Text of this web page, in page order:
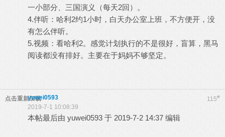
一小部分、三国演义（每天2回）。
4.伴听：哈利2约1小时，白天办公室上班，不方便开，没
有怎么伴听。
5.视频：看哈利2。感觉计划执行的不是很好，盲算，黑马
阅读都没有排好。主要在于妈妈不够坚定。
点击重新加载 115#
yuwei0593
2019-7-1 10:08:39
本帖最后由 yuwei0593 于 2019-7-2 14:37 编辑